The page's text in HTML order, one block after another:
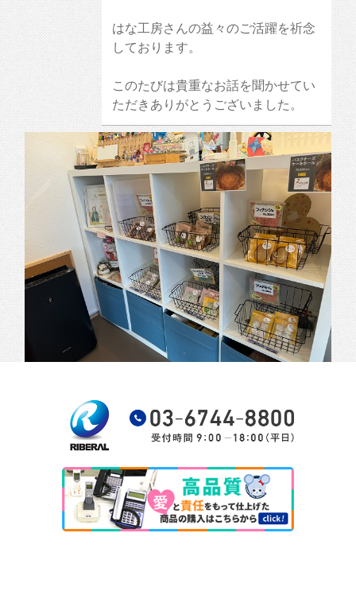
はな工房さんの益々のご活躍を祈念
しております。
このたびは貴重なお話を聞かせてい
ただきありがとうございました。